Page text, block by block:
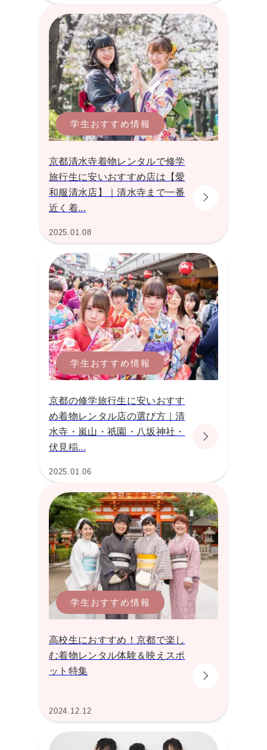
学生おすすめ情報
京都清水寺着物レンタルで修学
旅行生に安いおすすめ店は【愛
和服清水店】｜清水寺まで一番
近く着...
2025.01.08
学生おすすめ情報
京都の修学旅行生に安いおすす
め着物レンタル店の選び方｜清
水寺・嵐山・祇園・八坂神社・
伏見稲...
2025.01.06
学生おすすめ情報
高校生におすすめ！京都で楽し
む着物レンタル体験＆映えスポ
ット特集
2024.12.12